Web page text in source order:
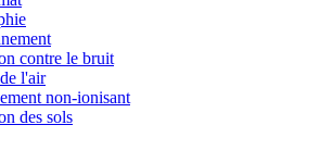
contre le bruit
l'air
non-ionisant
des sols